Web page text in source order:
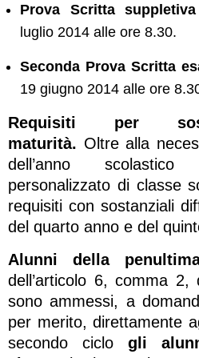
Prova Scritta
luglio 2014 alle ore 8.30.
Seconda Prova Scritta
19 giugno 2014 alle ore
Requisiti per
maturità. Oltre alla
dell’anno
personalizzato di classe
requisiti con sostanziali
del quarto anno e del
Alunni della
dell’articolo 6, comma 2,
sono ammessi, a
per merito, direttamente
secondo ciclo gli